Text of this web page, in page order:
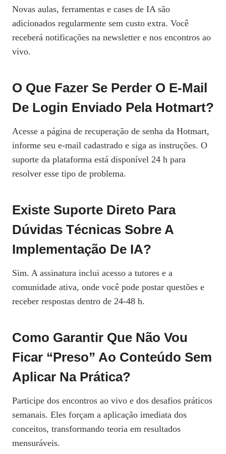
Novas aulas, ferramentas e cases de IA são
adicionados regularmente sem custo extra. Você
receberá notificações na newsletter e nos encontros ao
vivo.
O Que Fazer Se Perder O E‑mail
De Login Enviado Pela Hotmart?
Acesse a página de recuperação de senha da Hotmart,
informe seu e‑mail cadastrado e siga as instruções. O
suporte da plataforma está disponível 24 h para
resolver esse tipo de problema.
Existe Suporte Direto Para
Dúvidas Técnicas Sobre A
Implementação De IA?
Sim. A assinatura inclui acesso a tutores e a
comunidade ativa, onde você pode postar questões e
receber respostas dentro de 24‑48 h.
Como Garantir Que Não Vou
Ficar “preso” Ao Conteúdo Sem
Aplicar Na Prática?
Participe dos encontros ao vivo e dos desafios práticos
semanais. Eles forçam a aplicação imediata dos
conceitos, transformando teoria em resultados
mensuráveis.